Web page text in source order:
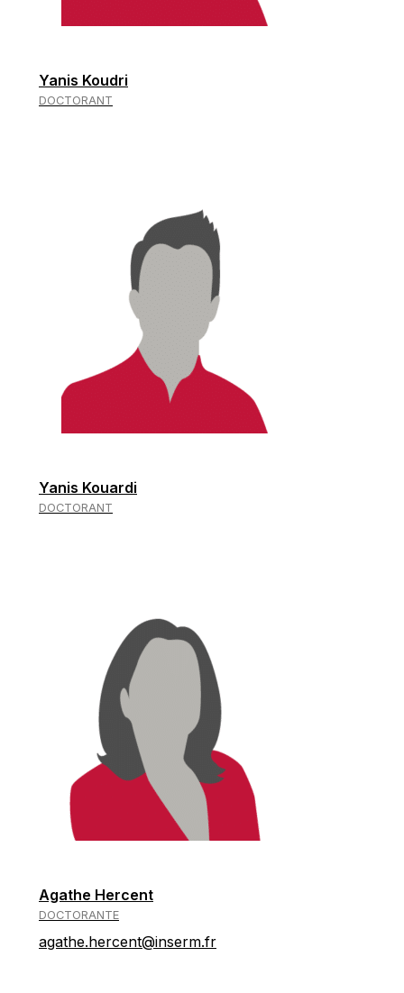
Yanis Koudri
DOCTORANT
Yanis Kouardi
DOCTORANT
Agathe Hercent
DOCTORANTE
agathe.hercent@inserm.fr